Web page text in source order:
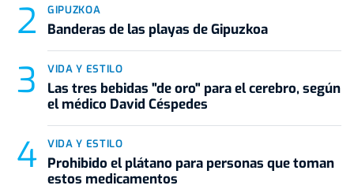
GIPUZKOA
Banderas de las playas de Gipuzkoa
VIDA Y ESTILO
Las tres bebidas "de oro" para el cerebro, según
el médico David Céspedes
VIDA Y ESTILO
Prohibido el plátano para personas que toman
estos medicamentos